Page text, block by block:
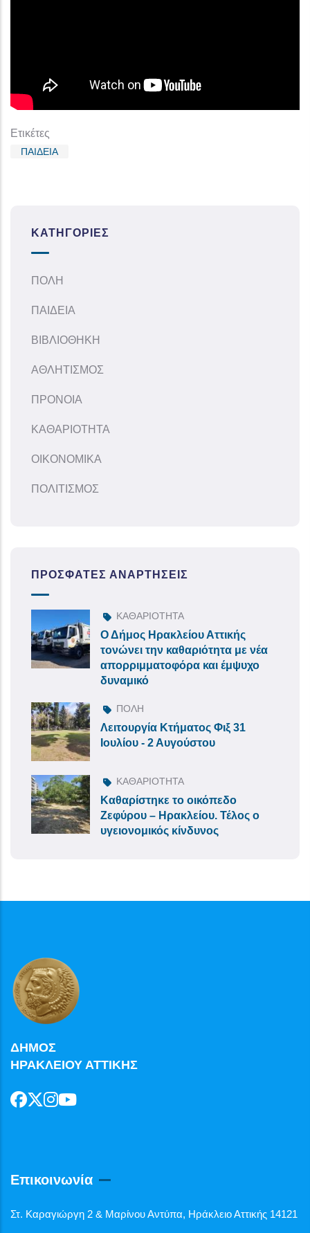
Ετικέτες
ΠΑΙΔΕΙΑ
ΚΑΤΗΓΟΡΊΕΣ
ΠΟΛΗ
ΠΑΙΔΕΙΑ
ΒΙΒΛΙΟΘΗΚΗ
ΑΘΛΗΤΙΣΜΟΣ
ΠΡΟΝΟΙΑ
ΚΑΘΑΡΙΟΤΗΤΑ
ΟΙΚΟΝΟΜΙΚΑ
ΠΟΛΙΤΙΣΜΟΣ
ΠΡΌΣΦΑΤΕΣ ΑΝΑΡΤΉΣΕΙΣ
ΚΑΘΑΡΙΟΤΗΤΑ
Ο Δήμος Ηρακλείου Αττικής
τονώνει την καθαριότητα με νέα
απορριμματοφόρα και έμψυχο
δυναμικό
ΠΟΛΗ
Λειτουργία Κτήματος Φιξ 31
Ιουλίου - 2 Αυγούστου
ΚΑΘΑΡΙΟΤΗΤΑ
Καθαρίστηκε το οικόπεδο
Ζεφύρου – Ηρακλείου. Τέλος ο
υγειονομικός κίνδυνος
ΔΗΜΟΣ
ΗΡΑΚΛΕΙΟΥ ΑΤΤΙΚΗΣ
Επικοινωνία
Στ. Καραγιώργη 2 & Μαρίνου Αντύπα, Ηράκλειο Αττικής 14121